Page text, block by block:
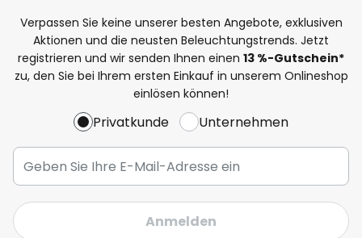
Verpassen Sie keine unserer besten Angebote, exklusiven
Aktionen und die neusten Beleuchtungstrends. Jetzt
registrieren und wir senden Ihnen einen 13 %-Gutschein*
zu, den Sie bei Ihrem ersten Einkauf in unserem Onlineshop
einlösen können!
Privatkunde Unternehmen
Anmelden